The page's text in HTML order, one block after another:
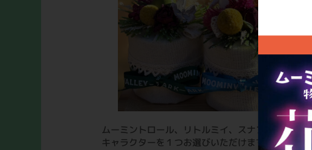
ムーミントロール、リトルミイ、スナフキンのフ
キャラクターを１つお選びいただけます。